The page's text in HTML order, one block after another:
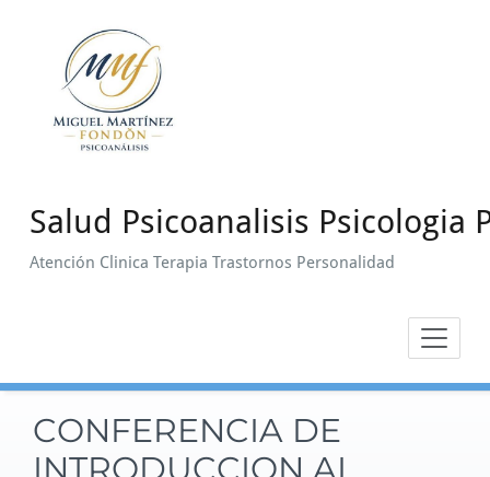
contenido
Salud Psicoanalisis Psicologia
Atención Clinica Terapia Trastornos Personalidad
CONFERENCIA DE